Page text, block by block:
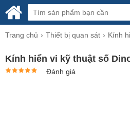
Trang chủ Thiết bị quan sát Kính
Kính hiển vi kỹ thuật số
Đánh giá